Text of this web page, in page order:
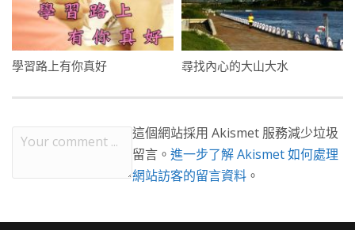
學習路上有你真好 尋找內心的大山大水
這個網站採用 Akismet 服務減少垃圾
留言。 進一步了解 Akismet 如何處理
網站訪客的留言資料 。